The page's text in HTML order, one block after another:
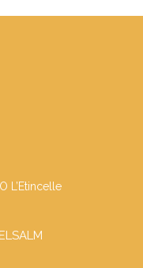
L’Etincelle